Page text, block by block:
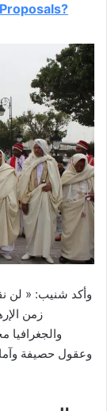
وأكد شنيب: « لن
زمن
وعقول حصيفة